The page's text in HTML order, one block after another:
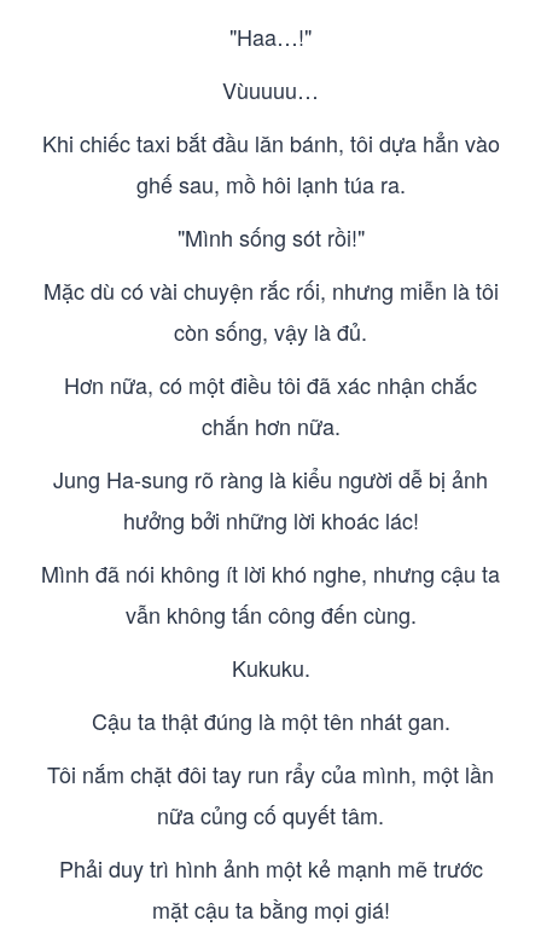
"Haa…!"
Vùuuuu…
Khi chiếc taxi bắt đầu lăn bánh, tôi dựa hẳn vào
ghế sau, mồ hôi lạnh túa ra.
"Mình sống sót rồi!"
Mặc dù có vài chuyện rắc rối, nhưng miễn là tôi
còn sống, vậy là đủ.
Hơn nữa, có một điều tôi đã xác nhận chắc
chắn hơn nữa.
Jung Ha-sung rõ ràng là kiểu người dễ bị ảnh
hưởng bởi những lời khoác lác!
Mình đã nói không ít lời khó nghe, nhưng cậu ta
vẫn không tấn công đến cùng.
Kukuku.
Cậu ta thật đúng là một tên nhát gan.
Tôi nắm chặt đôi tay run rẩy của mình, một lần
nữa củng cố quyết tâm.
Phải duy trì hình ảnh một kẻ mạnh mẽ trước
mặt cậu ta bằng mọi giá!